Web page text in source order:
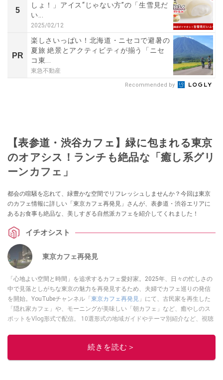
5
しょ！」アイス“じゃない方”の「生雪見だ
い...
2025/02/12
PR
楽しさいっぱい！北海道・ニセコで避暑の
夏旅 絶景とアクティビティが揃う「ニセ
コ東...
東急不動産
Recommended by
【表参道・渋谷カフェ】緑に包まれる東京
のオアシス！ランチも絶品な「癒し系グリ
ーンカフェ」
都会の喧騒を忘れて、緑豊かな空間でリフレッシュしませんか？今回は東京
のカフェ情報に詳しい「東京カフェ再発見」さんが、表参道・渋谷エリアに
あるお食事も絶品な、美しすぎる自然派カフェを紹介してくれました！
イチオシスト
東京カフェ再発見
「心地よい空間と時間」を追求するカフェ愛好家。2025年、日々の忙しさの
中で見落としがちな東京の魅力を再発見するため、夫婦でカフェ巡りの発信
を開始。YouTubeチャンネル「 東京カフェ再発見 」にて、古民家を再生した
「隠れ家カフェ」や、モーニングが美味しい「朝カフェ」など、癒やしのス
ポットをVlog形式で配信。 10選形式の地域ガイドやテーマ別紹介など、視聴
このイチオシストの他の記事を読む
続きを読む＞